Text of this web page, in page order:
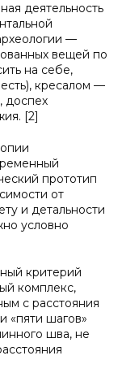
деятельность
—
вещей по
на себе,
кресалом —
доспех
[2]
прототип
от
и детальности
условно
критерий
комплекс,
с расстояния
«пяти шагов»
шва, не